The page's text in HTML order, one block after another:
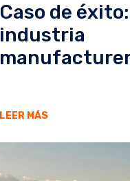
Caso de éxito:
industria
LEER MÁS